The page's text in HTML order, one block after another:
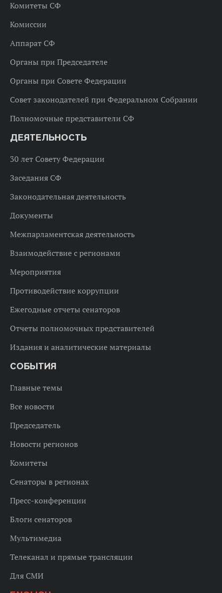
Комитеты СФ
Комиссии
Аппарат СФ
Органы при Председателе
Органы при Совете Федерации
Совет законодателей при Федеральном Собрании
Полномочные представители СФ
ДЕЯТЕЛЬНОСТЬ
30 лет Совету Федерации
Заседания СФ
Законодательная деятельность
Документы
Межпарламентская деятельность
Взаимодействие с регионами
Мероприятия
Противодействие коррупции
Ежегодные отчеты сенаторов
Отчеты полномочных представителей
Издания и аналитические материалы
СОБЫТИЯ
Главные темы
Все новости
Председатель
Новости регионов
Комитеты
Сенаторы в регионах
Пресс-конференции
Блоги сенаторов
Мультимедиа
Телеканал и прямые трансляции
Для СМИ